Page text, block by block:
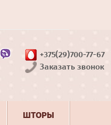
+375(29)700-77-67
Заказать звонок
ШТОРЫ